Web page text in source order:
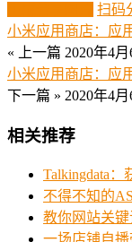
扫码
小米应用商店：应
« 上一篇 2020年4月
小米应用商店：应
下一篇 » 2020年4
相关推荐
Talkingdata：
不得不知的
教你网站关